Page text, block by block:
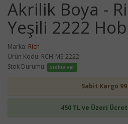
Akrilik Boya -
Yeşili 2222
Marka: Rich
Ürün Kodu: RCH-MS-2222
Stok Durumu:
Stokta var
Sabit Kargo 99
450 TL ve Üzeri